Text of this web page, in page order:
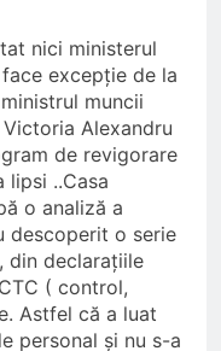
nici ministerul
excepție de la
muncii
Alexandru
de revigorare
lipsi ..Casa
o analiză a
descoperit o serie
din declarațiile
( control,
Astfel că a luat
personal și nu s-a